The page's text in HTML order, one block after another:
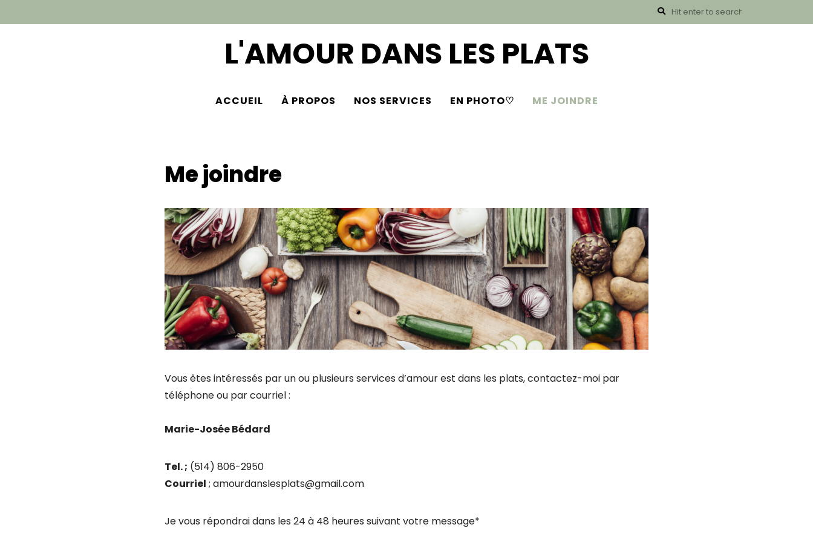
L'AMOUR DANS LES PLATS
ACCUEIL À PROPOS NOS SERVICES EN PHOTO♡ ME JOINDRE
Me joindre
Vous êtes intéressés par un ou plusieurs services d’amour est dans les plats, contactez-moi par
téléphone ou par courriel :
Marie-Josée Bédard
Tel. ; (514) 806-2950
Courriel ; amourdanslesplats@gmail.com
Je vous répondrai dans les 24 à 48 heures suivant votre message*